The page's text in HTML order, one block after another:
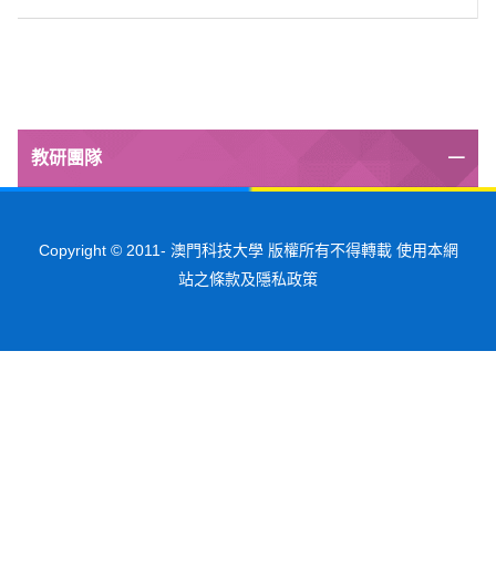
教研團隊
Copyright © 2011- 澳門科技大學 版權所有不得轉載 使用本網
站之條款及隱私政策